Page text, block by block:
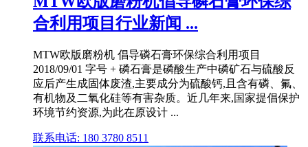
合利用项目行业新闻 ...
MTW欧版磨粉机 倡导磷石膏环保综合利用项目
2018/09/01 字号 + 磷石膏是磷酸生产中磷矿石与硫酸反
应后产生成固体废渣,主要成分为硫酸钙,且含有磷、氟、
有机物及二氧化硅等有害杂质。近几年来,国家提倡保护
环境节约资源,为此在原设计 ...
联系电话: 180 3780 8511